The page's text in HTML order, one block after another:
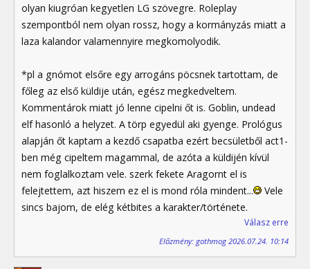
olyan kiugróan kegyetlen LG szövegre. Roleplay
szempontból nem olyan rossz, hogy a kormányzás miatt a
laza kalandor valamennyire megkomolyodik.
*pl a gnómot elsőre egy arrogáns pöcsnek tartottam, de
főleg az első küldije után, egész megkedveltem.
Kommentárok miatt jó lenne cipelni őt is. Goblin, undead
elf hasonló a helyzet. A törp egyedül aki gyenge. Prológus
alapján őt kaptam a kezdő csapatba ezért becsületből act1-
ben még cipeltem magammal, de azóta a küldijén kívül
nem foglalkoztam vele. szerk fekete Aragornt el is
felejtettem, azt hiszem ez el is mond róla mindent...
Vele
sincs bajom, de elég kétbites a karakter/története.
Válasz erre
Előzmény: gothmog 2026.07.24. 10:14